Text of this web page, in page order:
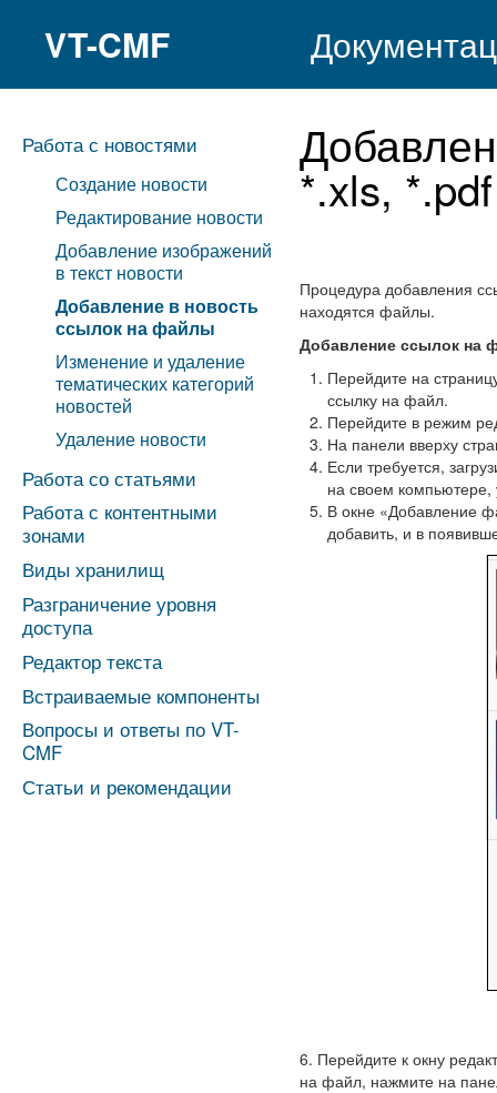
VT-CMF
Работа с новостями
Создание новости
Редактирование новости
Добавление изображений
в текст новости
Добавление в новость
ссылок на файлы
Изменение и удаление
тематических категорий
новостей
Удаление новости
Работа со статьями
Работа с контентными
зонами
Виды хранилищ
Разграничение уровня
доступа
Редактор текста
Встраиваемые компоненты
Вопросы и ответы по VT-
CMF
Статьи и рекомендации
*.xls,
Процедура добавления
находятся файлы.
Добавление ссылок на
Перейдите на
ссылку на файл.
Перейдите в режим
На панели вверху
Если требуется,
на своем
В окне «Добавление
добавить, и в
6. Перейдите к окну
на файл, нажмите на